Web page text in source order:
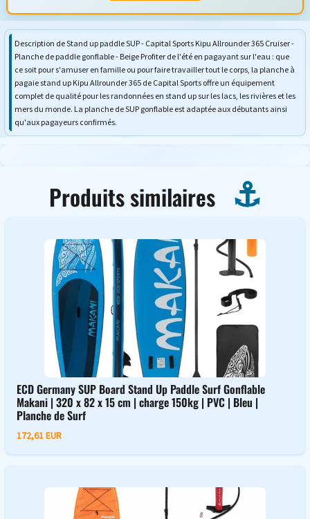
Description de Stand up paddle SUP - Capital Sports Kipu Allrounder 365 Cruiser -
Planche de paddle gonflable - Beige Profiter de l'été en pagayant sur l'eau : que
ce soit pour s'amuser en famille ou pour faire travailler tout le corps, la planche à
pagaie stand up Kipu Allrounder 365 de Capital Sports offre un équipement
complet de qualité pour les randonnées en stand up sur les lacs, les rivières et les
mers du monde. La planche de SUP gonflable est adaptée aux débutants ainsi
qu'aux pagayeurs confirmés.
Produits similaires
ECD Germany SUP Board Stand Up Paddle Surf Gonflable
Makani | 320 x 82 x 15 cm | charge 150kg | PVC | Bleu |
Planche de Surf
172,61 EUR